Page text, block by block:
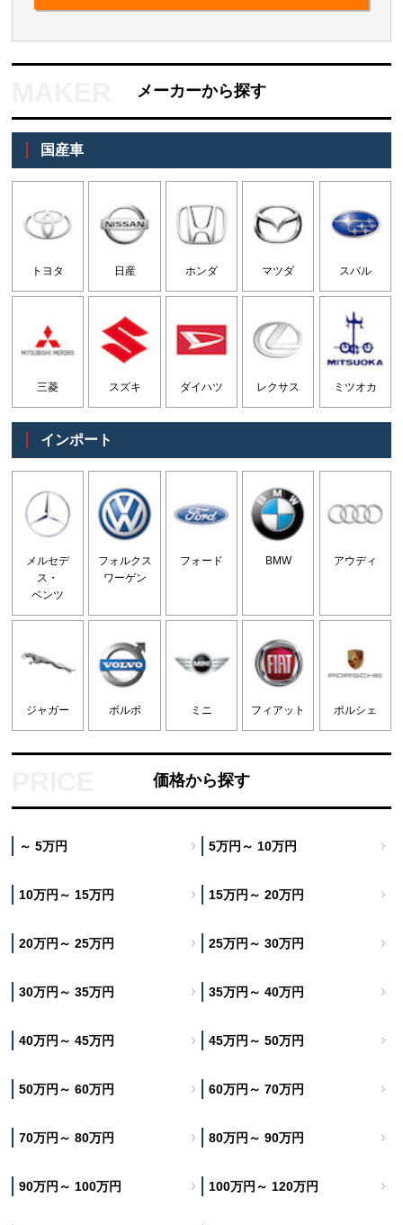
メーカーから探す
国産車
トヨタ 日産 ホンダ マツダ スバル
三菱 スズキ ダイハツ レクサス ミツオカ
インポート
メルセデ
ス・
ベンツ
フォルクス
ワーゲン
フォード BMW アウディ
ジャガー ボルボ ミニ フィアット ポルシェ
価格から探す
～ 5万円 5万円～ 10万円
10万円～ 15万円 15万円～ 20万円
20万円～ 25万円 25万円～ 30万円
30万円～ 35万円 35万円～ 40万円
40万円～ 45万円 45万円～ 50万円
50万円～ 60万円 60万円～ 70万円
70万円～ 80万円 80万円～ 90万円
90万円～ 100万円 100万円～ 120万円